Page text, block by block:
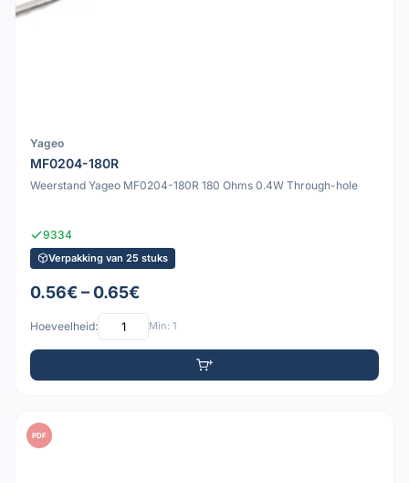
Yageo
MF0204-180R
Weerstand Yageo MF0204-180R 180 Ohms 0.4W Through-hole
9334
Verpakking van 25 stuks
0.56€ – 0.65€
Hoeveelheid: Min: 1
PDF